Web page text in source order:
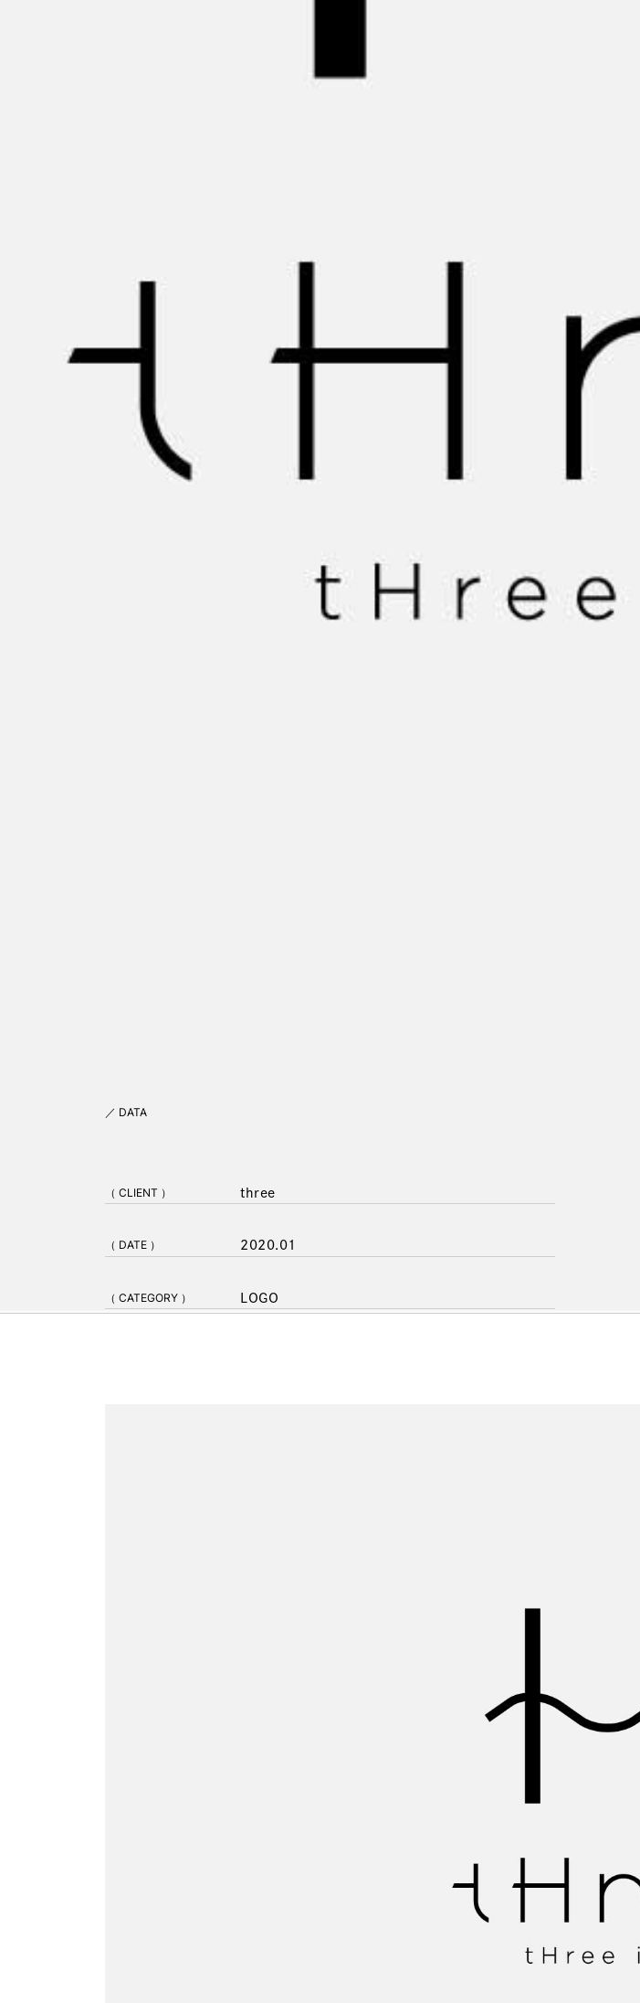
／ DATA
（ CLIENT ） three
（ DATE ） 2020.01
（ CATEGORY ） LOGO